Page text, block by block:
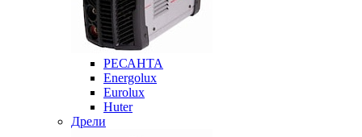
РЕСАНТА
Energolux
Eurolux
Huter
Дрели